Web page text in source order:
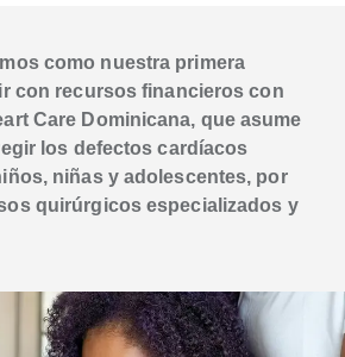
como nuestra primera
con recursos financieros con
Care Dominicana, que asume
los defectos cardíacos
niñas y adolescentes, por
quirúrgicos especializados y